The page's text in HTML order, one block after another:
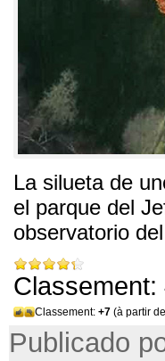
La silueta de
el parque del
observatorio
Classement:
Classement: +7 (à partir
Publicado